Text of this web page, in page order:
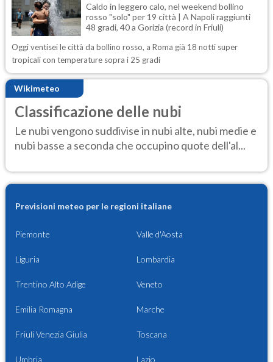
Caldo in leggero calo, nel weekend bollino
rosso "solo" per 19 città | A Napoli raggiunti
48 gradi, 40 a Gorizia (record in Friuli)
Oggi ventisei le città da bollino rosso, a Roma già 18 notti super
tropicali con temperature sopra i 25 gradi
Wikimeteo
Classificazione delle nubi
Le nubi vengono suddivise in nubi alte, nubi medie e
nubi basse a seconda che occupino quote dell'al...
Previsioni meteo per le regioni italiane
Piemonte Valle d'Aosta
Liguria Lombardia
Trentino Alto Adige Veneto
Emilia Romagna Marche
Friuli Venezia Giulia Toscana
Umbria Lazio